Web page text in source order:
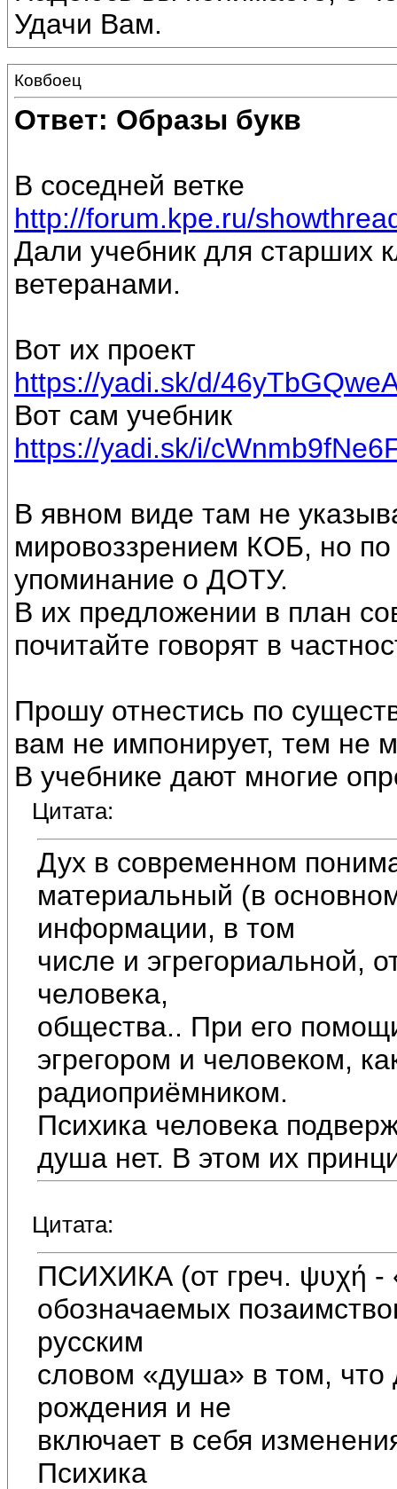
Удачи Вам.
Ковбоец
Ответ: Образы букв
В соседней ветке
http://forum.kpe.ru/
Дали учебник для старших
ветеранами.
Вот их проект
https://yadi.sk/d/
Вот сам учебник
https://yadi.sk/i/
В явном виде там не
мировоззрением КОБ, но по
упоминание о ДОТУ.
В их предложении в план
почитайте говорят в
Прошу отнестись по
вам не импонирует, тем не
В учебнике дают многие
Цитата:
Дух в современном
материальный (в
информации, в том
числе и эгрегориальной,
человека,
общества.. При его
эгрегором и человеком,
радиоприёмником.
Психика человека
душа нет. В этом их
Цитата:
ПСИХИКА (от греч. ψυχή -
обозначаемых
русским
словом «душа» в том, что
рождения и не
включает в себя
Психика